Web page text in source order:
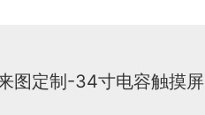
图定制-34寸电容触摸屏